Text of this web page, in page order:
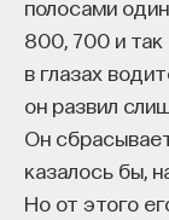
полосами
800, 700 и
в глазах
он развил
Он
казалось бы,
Но от этого